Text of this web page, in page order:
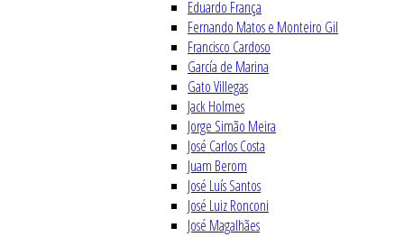
Eduardo França
Fernando Matos e Monteiro Gil
Francisco Cardoso
García de Marina
Gato Villegas
Jack Holmes
Jorge Simão Meira
José Carlos Costa
Juam Berom
José Luís Santos
José Luiz Ronconi
José Magalhães